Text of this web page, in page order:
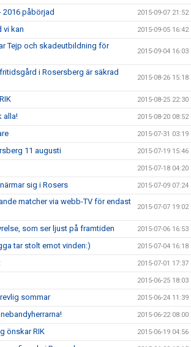
2016 påbörjad 2015-09-07 21:52
vi kan 2015-09-05 16:42
Tejp och skadeutbildning för
2015-09-04 16:03
i Rosersberg är säkrad
2015-08-26 15:18
2015-08-25 22:30
alla! 2015-08-20 08:52
2015-07-31 03:19
11 augusti 2015-07-19 15:46
2015-07-18 04:20
sig i Rosers 2015-07-09 07:24
matcher via webb-TV för endast
2015-07-07 19:02
som ser ljust på framtiden 2015-07-06 16:53
tar stolt emot vinden:) 2015-07-04 16:18
2015-07-01 17:37
2015-06-25 18:03
sommar 2015-06-24 11:39
2015-06-22 08:00
önskar RIK 2015-06-19 04:56